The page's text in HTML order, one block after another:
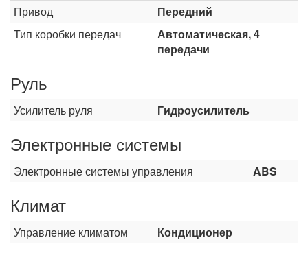
Привод
Передний
Тип коробки передач
Автоматическая, 4
передачи
Руль
Усилитель руля Гидроусилитель
Электронные системы
Электронные системы управления ABS
Климат
Управление климатом Кондиционер